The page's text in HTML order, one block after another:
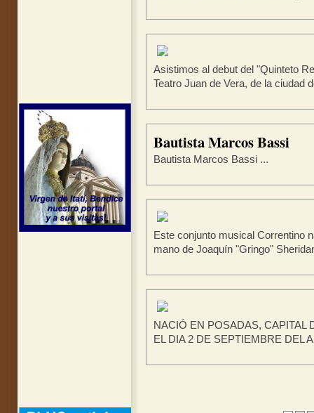
Asistimos al debut del "Quinteto
Teatro Juan de Vera, de la ciudad
Bautista Marcos Bassi
Bautista Marcos Bassi ...
Este conjunto musical Correntino
mano de Joaquín "Gringo"
NACIÓ EN POSADAS, CAPITAL
EL DIA 2 DE SEPTIEMBRE DEL